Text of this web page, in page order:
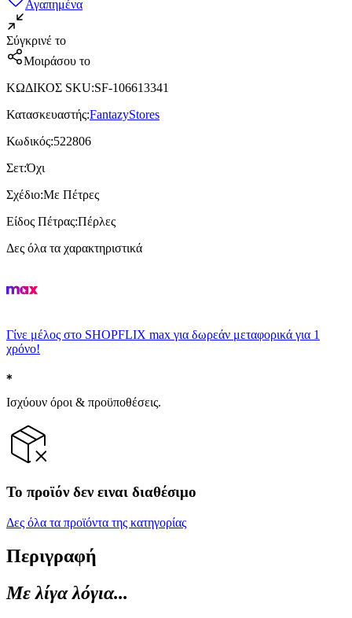
Αγαπημένα
Σύγκρινέ το
Μοιράσου το
ΚΩΔΙΚΟΣ SKU:SF-106613341
Κατασκευαστής:FantazyStores
Κωδικός:522806
Σετ:Όχι
Σχέδιο:Με Πέτρες
Είδος Πέτρας:Πέρλες
Δες όλα τα χαρακτηριστικά
Γίνε μέλος στο SHOPFLIX max για δωρεάν μεταφορικά για 1
χρόνο!
Ισχύουν όροι & προϋποθέσεις.
Το προϊόν δεν ειναι διαθέσιμο
Δες όλα τα προϊόντα της κατηγορίας
Περιγραφή
Με λίγα λόγια...